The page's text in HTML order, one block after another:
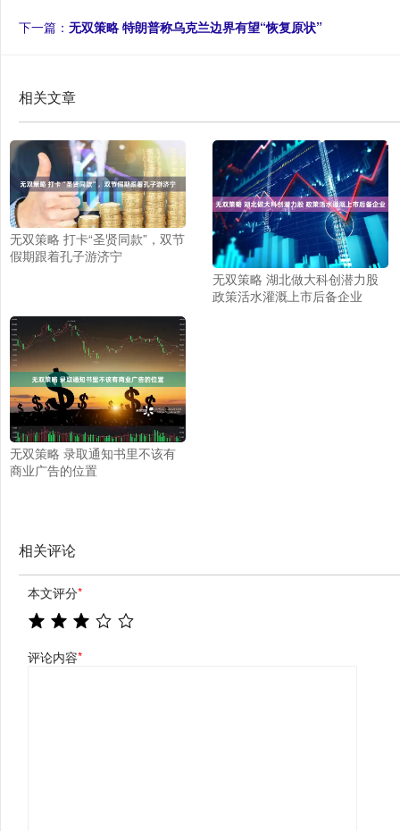
下一篇： 无双策略 特朗普称乌克兰边界有望“恢复原状”
相关文章
无双策略 打卡“圣贤同款”，双节
假期跟着孔子游济宁
无双策略 湖北做大科创潜力股
政策活水灌溉上市后备企业
无双策略 录取通知书里不该有
商业广告的位置
相关评论
本文评分*
评论内容*